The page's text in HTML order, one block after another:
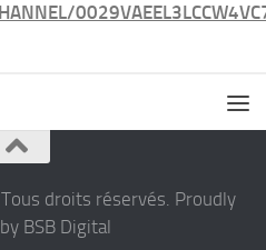
droits réservés. Proudly
BSB Digital